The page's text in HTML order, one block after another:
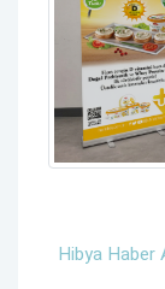
Hibya Haber